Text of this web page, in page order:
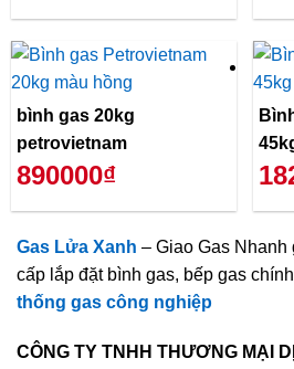
bình gas 20kg
petrovietnam
890000₫
Gas Lửa Xanh – Giao Gas Nhanh
cấp lắp đặt bình gas, bếp gas
thống gas công nghiệp
CÔNG TY TNHH THƯƠNG MẠI